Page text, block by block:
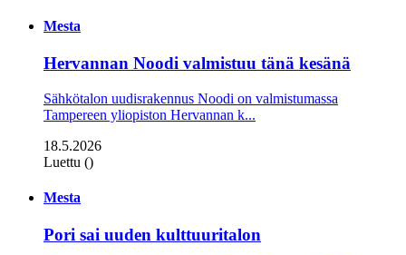
Mesta
Hervannan Noodi valmistuu tänä kesänä
Sähkötalon uudisrakennus Noodi on valmistumassa
Tampereen yliopiston Hervannan k...
18.5.2026
Luettu ()
Mesta
Pori sai uuden kulttuuritalon